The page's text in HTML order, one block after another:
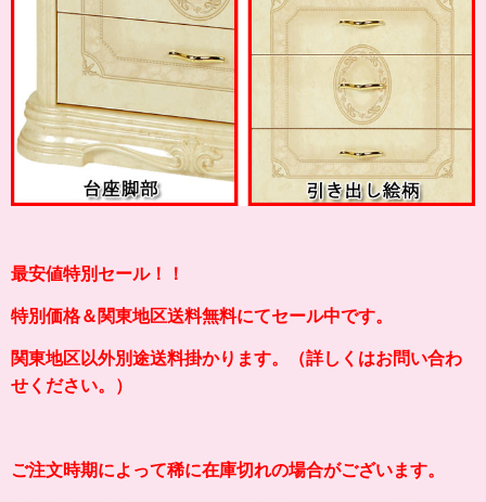
最安値特別セール！！
特別価格＆関東地区送料無料にてセール中です。
関東地区以外別途送料掛かります。（詳しくはお問い合わ
せください。）
ご注文時期によって稀に在庫切れの場合がございます。